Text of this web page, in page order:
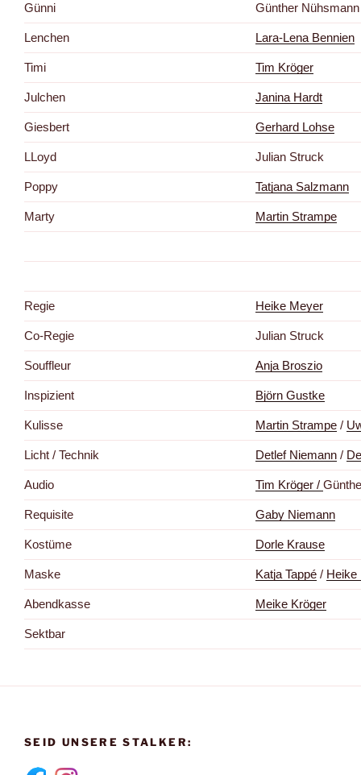
Günni Günther Nühsmann
Lenchen Lara-Lena Bennien
Timi Tim Kröger
Julchen Janina Hardt
Giesbert Gerhard Lohse
LLoyd Julian Struck
Poppy Tatjana Salzmann
Marty Martin Strampe
Regie Heike Meyer
Co-Regie Julian Struck
Souffleur Anja Broszio
Inspizient Björn Gustke
Kulisse Martin Strampe /
Licht / Technik Detlef Niemann /
Audio Tim Kröger /
Requisite Gaby Niemann
Kostüme Dorle Krause
Maske Katja Tappé / Heike
Abendkasse Meike Kröger
Sektbar
SEID UNSERE STALKER: